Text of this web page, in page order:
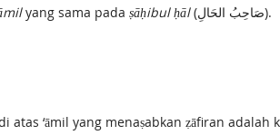
yang sama pada ṣāḥibul ḥāl (صَاحِبُ الحَالِ).